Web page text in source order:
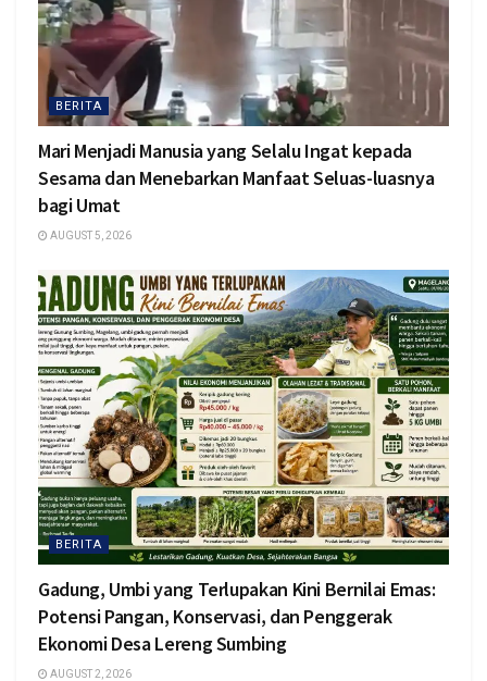
BERITA
Mari Menjadi Manusia yang Selalu Ingat kepada
Sesama dan Menebarkan Manfaat Seluas-luasnya
bagi Umat
AUGUST 5, 2026
BERITA
Gadung, Umbi yang Terlupakan Kini Bernilai Emas:
Potensi Pangan, Konservasi, dan Penggerak
Ekonomi Desa Lereng Sumbing
AUGUST 2, 2026